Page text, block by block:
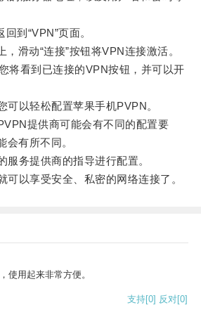
到“VPN”页面。
滑动“连接”按钮将VPN连接激活。
看到已连接的VPN按钮，并可以开
以轻松配置苹果手机PVPN。
提供商可能会有不同的配置要
会有所不同。
务提供商的指导进行配置。
以享受安全、私密的网络连接了。
使用起来非常方便。
支持[0] 反对[0]